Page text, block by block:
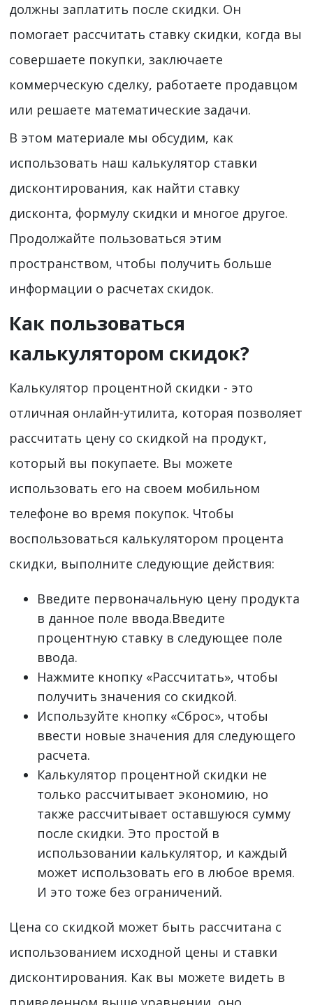
должны заплатить после скидки. Он
помогает рассчитать ставку скидки, когда вы
совершаете покупки, заключаете
коммерческую сделку, работаете продавцом
или решаете математические задачи.
В этом материале мы обсудим, как
использовать наш калькулятор ставки
дисконтирования, как найти ставку
дисконта, формулу скидки и многое другое.
Продолжайте пользоваться этим
пространством, чтобы получить больше
информации о расчетах скидок.
Как пользоваться
калькулятором скидок?
Калькулятор процентной скидки - это
отличная онлайн-утилита, которая позволяет
рассчитать цену со скидкой на продукт,
который вы покупаете. Вы можете
использовать его на своем мобильном
телефоне во время покупок. Чтобы
воспользоваться калькулятором процента
скидки, выполните следующие действия:
Введите первоначальную цену продукта
в данное поле ввода.Введите
процентную ставку в следующее поле
ввода.
Нажмите кнопку «Рассчитать», чтобы
получить значения со скидкой.
Используйте кнопку «Сброс», чтобы
ввести новые значения для следующего
расчета.
Калькулятор процентной скидки не
только рассчитывает экономию, но
также рассчитывает оставшуюся сумму
после скидки. Это простой в
использовании калькулятор, и каждый
может использовать его в любое время.
И это тоже без ограничений.
Цена со скидкой может быть рассчитана с
использованием исходной цены и ставки
дисконтирования. Как вы можете видеть в